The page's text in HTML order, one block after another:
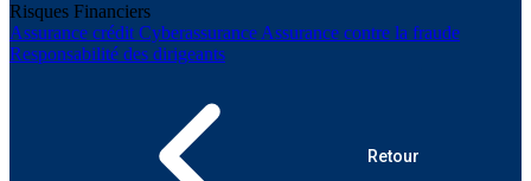
Risques Financiers
Assurance crédit Cyberassurance Assurance contre la fraude
Responsabilité des dirigeants
Retour